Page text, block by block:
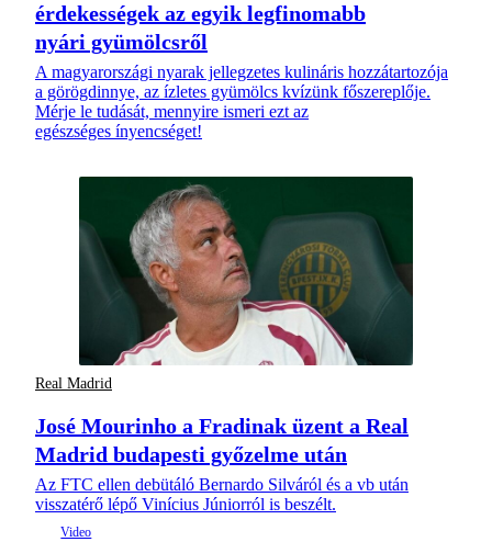
érdekességek az egyik legfinomabb
nyári gyümölcsről
A magyarországi nyarak jellegzetes kulináris hozzátartozója
a görögdinnye, az ízletes gyümölcs kvízünk főszereplője.
Mérje le tudását, mennyire ismeri ezt az
egészséges ínyencséget!
Real Madrid
José Mourinho a Fradinak üzent a Real
Madrid budapesti győzelme után
Az FTC ellen debütáló Bernardo Silváról és a vb után
visszatérő lépő Vinícius Júniorról is beszélt.